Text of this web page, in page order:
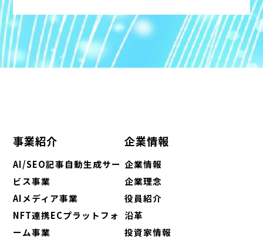
事業紹介
AI/SEO記事自動生成サー
ビス事業
AIメディア事業
NFT連携ECプラットフォ
ーム事業
企業情報
企業情報
企業理念
役員紹介
沿革
投資家情報